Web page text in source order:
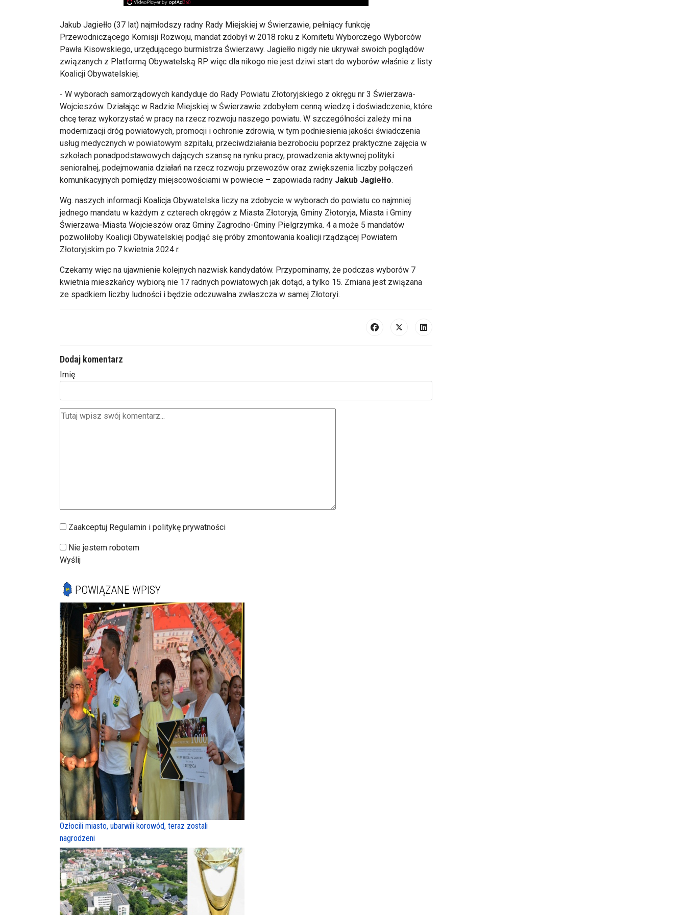
Jakub Jagiełło (37 lat) najmłodszy radny Rady Miejskiej w Świerzawie, pełniący funkcję
Przewodniczącego Komisji Rozwoju, mandat zdobył w 2018 roku z Komitetu Wyborczego Wyborców
Pawła Kisowskiego, urzędującego burmistrza Świerzawy. Jagiełło nigdy nie ukrywał swoich poglądów
związanych z Platformą Obywatelską RP więc dla nikogo nie jest dziwi start do wyborów właśnie z listy
Koalicji Obywatelskiej.
- W wyborach samorządowych kandyduje do Rady Powiatu Złotoryjskiego z okręgu nr 3 Świerzawa-
Wojcieszów. Działając w Radzie Miejskiej w Świerzawie zdobyłem cenną wiedzę i doświadczenie, które
chcę teraz wykorzystać w pracy na rzecz rozwoju naszego powiatu. W szczególności zależy mi na
modernizacji dróg powiatowych, promocji i ochronie zdrowia, w tym podniesienia jakości świadczenia
usług medycznych w powiatowym szpitalu, przeciwdziałania bezrobociu poprzez praktyczne zajęcia w
szkołach ponadpodstawowych dających szansę na rynku pracy, prowadzenia aktywnej polityki
senioralnej, podejmowania działań na rzecz rozwoju przewozów oraz zwiększenia liczby połączeń
komunikacyjnych pomiędzy miejscowościami w powiecie – zapowiada radny Jakub Jagiełło.
Wg. naszych informacji Koalicja Obywatelska liczy na zdobycie w wyborach do powiatu co najmniej
jednego mandatu w każdym z czterech okręgów z Miasta Złotoryja, Gminy Złotoryja, Miasta i Gminy
Świerzawa-Miasta Wojcieszów oraz Gminy Zagrodno-Gminy Pielgrzymka. 4 a może 5 mandatów
pozwoliłoby Koalicji Obywatelskiej podjąć się próby zmontowania koalicji rządzącej Powiatem
Złotoryjskim po 7 kwietnia 2024 r.
Czekamy więc na ujawnienie kolejnych nazwisk kandydatów. Przypominamy, że podczas wyborów 7
kwietnia mieszkańcy wybiorą nie 17 radnych powiatowych jak dotąd, a tylko 15. Zmiana jest związana
ze spadkiem liczby ludności i będzie odczuwalna zwłaszcza w samej Złotoryi.
Dodaj komentarz
Imię
Zaakceptuj Regulamin i politykę prywatności
Nie jestem robotem
Wyślij
POWIĄZANE WPISY
Ozłocili miasto, ubarwili korowód, teraz zostali
nagrodzeni